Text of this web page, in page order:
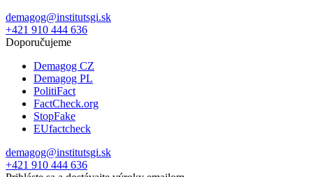
demagog@institutsgi.sk
+421 910 444 636
Doporučujeme
Demagog CZ
Demagog PL
PolitiFact
FactCheck.org
StopFake
EUfactcheck
demagog@institutsgi.sk
+421 910 444 636